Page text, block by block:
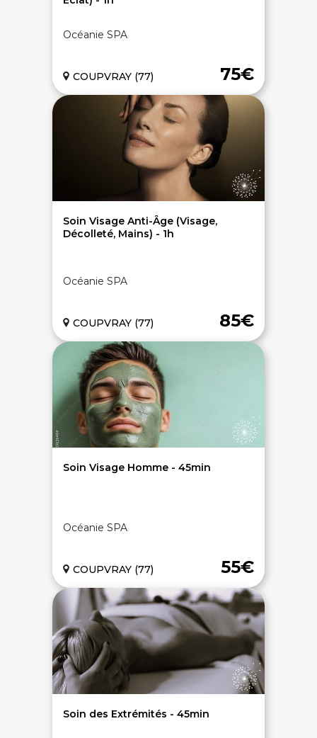
Océanie SPA
75€
COUPVRAY (77)
Soin Visage Anti-Âge (Visage,
Décolleté, Mains) - 1h
Océanie SPA
85€
COUPVRAY (77)
Soin Visage Homme - 45min
Océanie SPA
55€
COUPVRAY (77)
Soin des Extrémités - 45min